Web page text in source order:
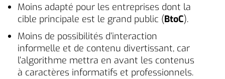
Moins adapté pour les entreprises dont la
cible principale est le grand public (BtoC).
Moins de possibilités d’interaction
informelle et de contenu divertissant, car
l’algorithme mettra en avant les contenus
à caractères informatifs et professionnels.